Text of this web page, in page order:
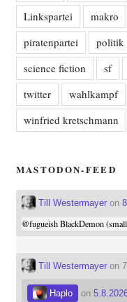
Linkspartei makro
piratenpartei
politik
science fiction
sf
twitter
wahlkampf
winfried kretschmann
MASTODON-FEED
Till Westermayeron
@fugueishBlackDemon
Till Westermayeron
Haplo on